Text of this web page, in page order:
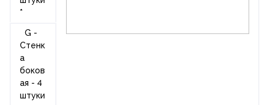
*
G -
Стенк
а
боков
ая - 4
штуки